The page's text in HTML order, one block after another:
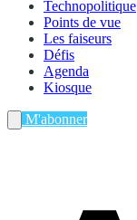
Technopolitique
Points de vue
Les faiseurs
Défis
Agenda
Kiosque
M'abonner